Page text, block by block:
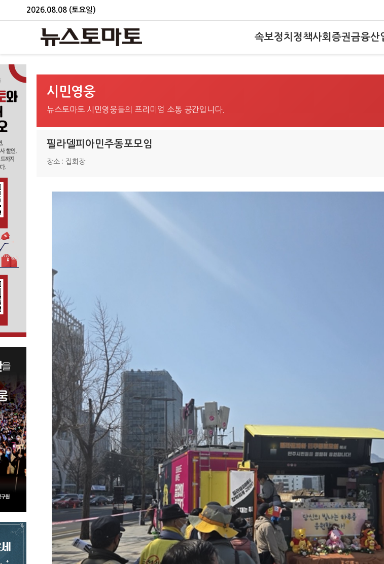
2026.08.08 (토요일)
속보정치 정책사회 증권금융산
시민영웅
뉴스토마토 시민영웅들의 프리미엄 소통 공간입니다.
필라델피아민주동포모임
장소 : 집회장